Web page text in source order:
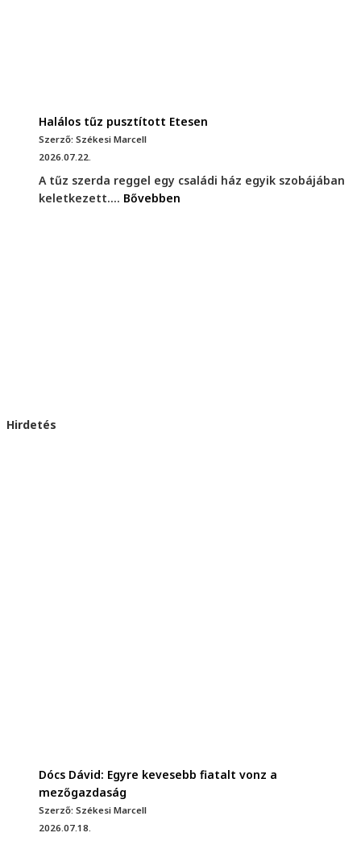
Halálos tűz pusztított Etesen
Szerző: Székesi Marcell
2026.07.22.
A tűz szerda reggel egy családi ház egyik szobájában
keletkezett.... Bővebben
Hirdetés
Dócs Dávid: Egyre kevesebb fiatalt vonz a
mezőgazdaság
Szerző: Székesi Marcell
2026.07.18.